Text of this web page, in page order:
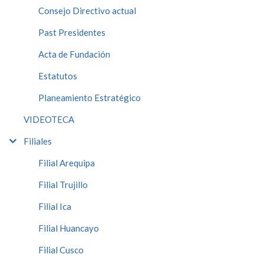
Consejo Directivo actual
Past Presidentes
Acta de Fundación
Estatutos
Planeamiento Estratégico
VIDEOTECA
Filiales
Filial Arequipa
Filial Trujillo
Filial Ica
Filial Huancayo
Filial Cusco